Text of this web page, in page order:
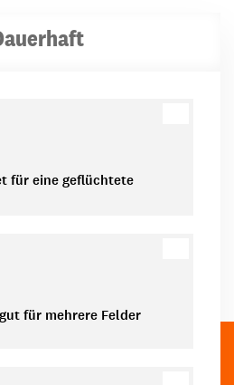
für eine geflüchtete
für mehrere Felder